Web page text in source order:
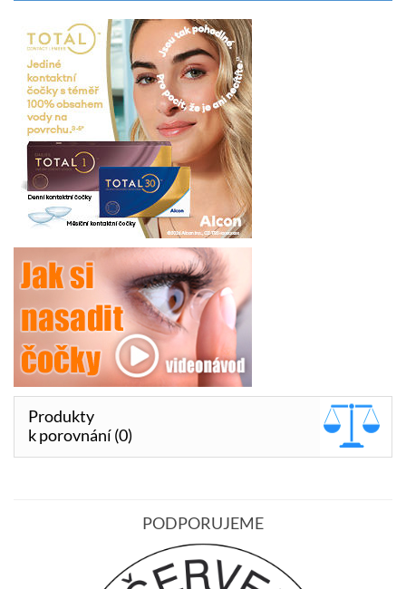
Produkty
k porovnání (0)
PODPORUJEME